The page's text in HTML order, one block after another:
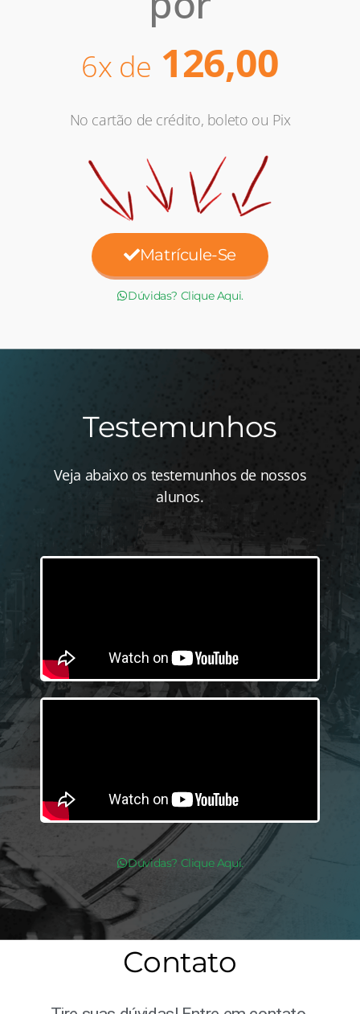
6x de 126,00
No cartão de crédito, boleto ou Pix
Matrícule-Se
Dúvidas? Clique Aqui.
Testemunhos
Veja abaixo os testemunhos de nossos
alunos.
Dúvidas? Clique Aqui.
Contato